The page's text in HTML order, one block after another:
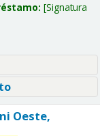
Signatura
Oeste,